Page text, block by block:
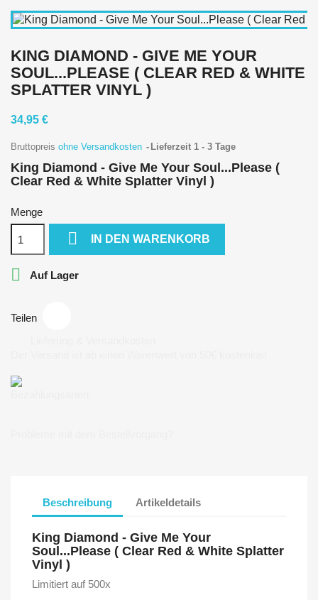
KING DIAMOND - GIVE ME YOUR
SOUL...PLEASE ( CLEAR RED & WHITE
SPLATTER VINYL )
34,95 €
Bruttopreis ohne Versandkosten Lieferzeit 1 - 3 Tage
King Diamond - Give Me Your Soul...Please (
Clear Red & White Splatter Vinyl )
Menge
 IN DEN WARENKORB
 Auf Lager
Teilen
Beschreibung Artikeldetails
King Diamond - Give Me Your
Soul...Please ( Clear Red & White Splatter
Vinyl )
Limitiert auf 500x